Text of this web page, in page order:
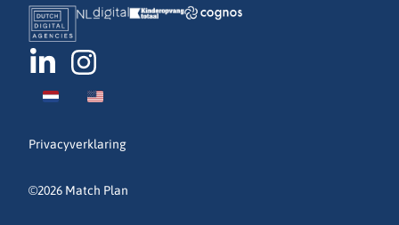
Privacyverklaring
©2026 Match Plan